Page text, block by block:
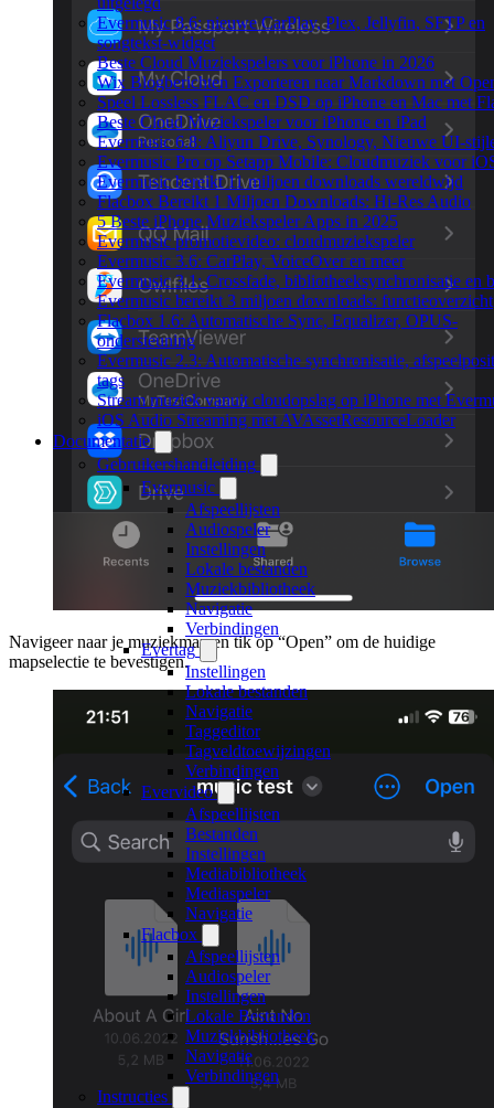
Evermusic 8.6: nieuwe CarPlay, Plex, Jellyfin, SFTP en
songtekst-widget
Beste Cloud Muziekspelers voor iPhone in 2026
Wix Blogberichten Exporteren naar Markdown met
Speel Lossless FLAC en DSD op iPhone en Mac met
Beste Cloud Muziekspeler voor iPhone en iPad
Evermusic 6.8: Aliyun Drive, Synology, Nieuwe UI-
Evermusic Pro op Setapp Mobile: Cloudmuziek voor
Evermusic bereikt 11 miljoen downloads wereldwijd
Flacbox Bereikt 1 Miljoen Downloads: Hi-Res Audio
5 Beste iPhone Muziekspeler Apps in 2025
Evermusic promotievideo: cloudmuziekspeler
Evermusic 3.6: CarPlay, VoiceOver en meer
Evermusic 3.1: Crossfade, bibliotheeksynchronisatie en
Evermusic bereikt 3 miljoen downloads: functieoverzicht
Flacbox 1.6: Automatische Sync, Equalizer, OPUS-
ondersteuning
Evermusic 2.3: Automatische synchronisatie,
tags
Stream muziek vanuit cloudopslag op iPhone met
iOS Audio Streaming met AVAssetResourceLoader
Documentatie
Gebruikershandleiding
Evermusic
Afspeellijsten
Audiospeler
Instellingen
Lokale bestanden
Muziekbibliotheek
Navigatie
Verbindingen
Evertag
Instellingen
Lokale bestanden
Navigatie
Taggeditor
Tagveldtoewijzingen
Verbindingen
Evervideo
Afspeellijsten
Bestanden
Instellingen
Mediabibliotheek
Mediaspeler
Navigatie
Flacbox
Afspeellijsten
Audiospeler
Instellingen
Lokale Bestanden
Muziekbibliotheek
Navigatie
Verbindingen
Instructies
Navigeer naar je muziekmap en tik op “Open” om de huidige
mapselectie te bevestigen.